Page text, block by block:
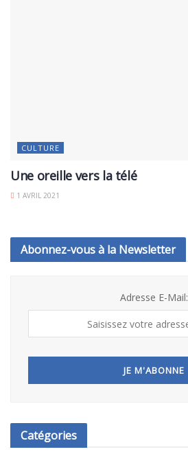
CULTURE
Une oreille vers la télé
1 AVRIL 2021
Abonnez-vous à la Newsletter
Adresse E-Mail:
Catégories